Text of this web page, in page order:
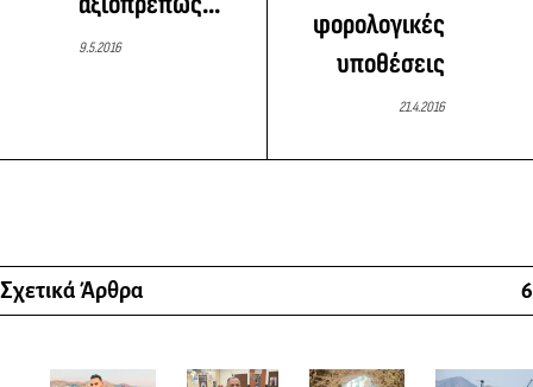
9.5.2016
φορολογικές
υποθέσεις
21.4.2016
Σχετικά Άρθρα 6